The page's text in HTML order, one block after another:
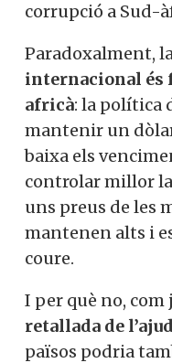
corrupció a Sud-
Paradoxalment,
internacional és
africà: la política
mantenir un
baixa els
controlar millor
uns preus de les
mantenen alts i
coure.
I per què no, com
retallada de
països podria